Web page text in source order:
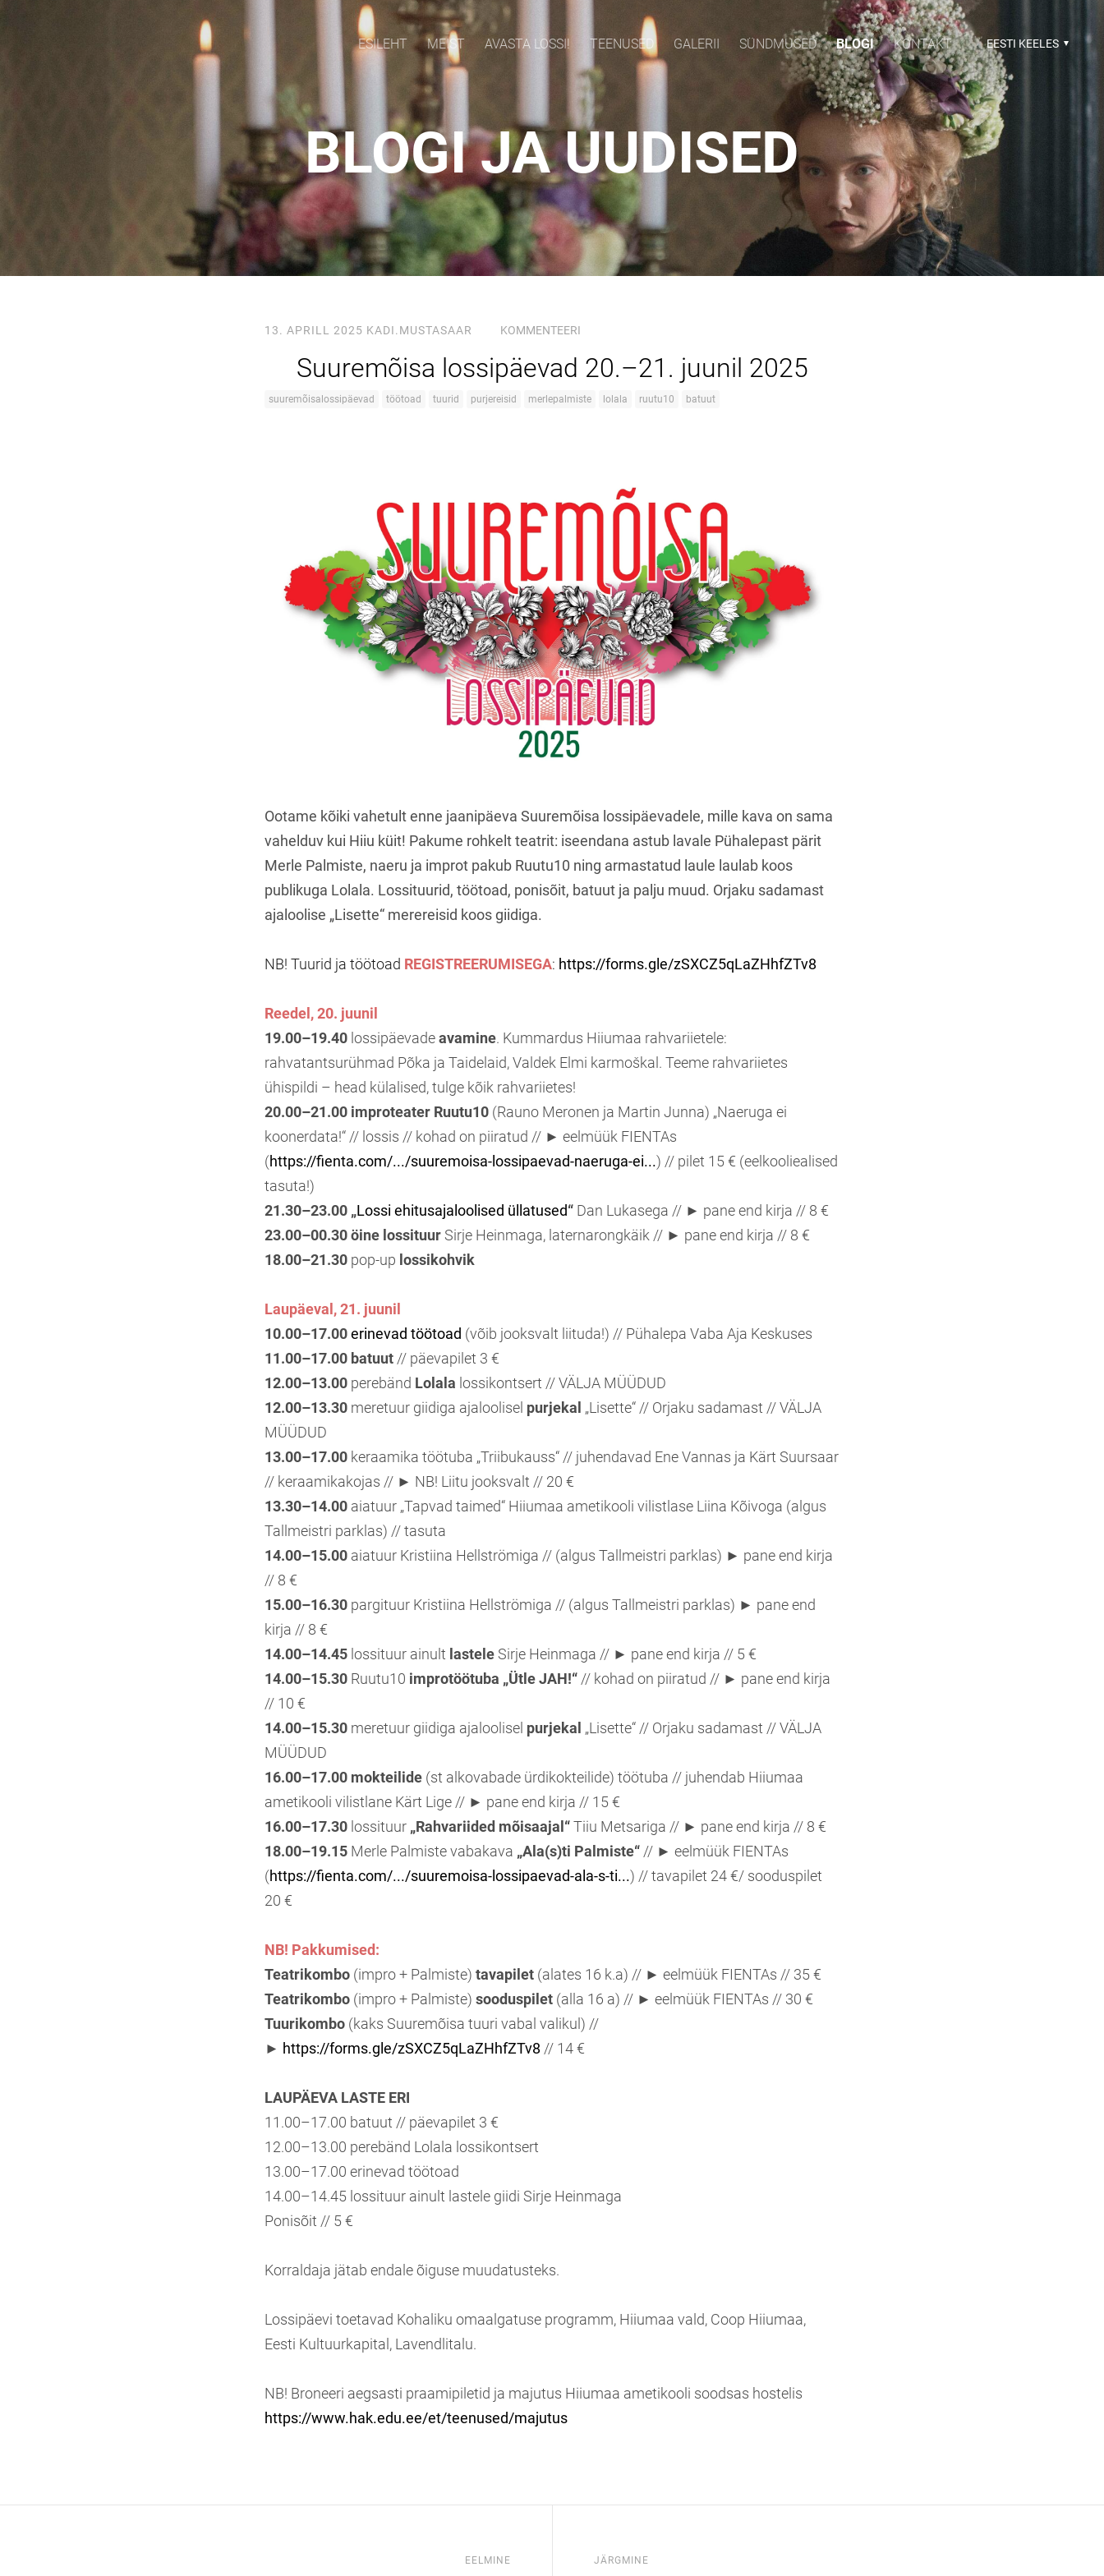
ESILEHT MEIST AVASTA LOSSI! TEENUSED GALERII SÜNDMUSED BLOGI KONTAKT EESTI KEELES
BLOGI JA UUDISED
13. APRILL 2025 KADI.MUSTASAAR KOMMENTEERI
Suuremõisa lossipäevad 20.–21. juunil 2025
suuremõisalossipäevad töötoad tuurid purjereisid merlepalmiste lolala ruutu10 batuut
Ootame kõiki vahetult enne jaanipäeva Suuremõisa lossipäevadele, mille kava on sama
vahelduv kui Hiiu küit! Pakume rohkelt teatrit: iseendana astub lavale Pühalepast pärit
Merle Palmiste, naeru ja improt pakub Ruutu10 ning armastatud laule laulab koos
publikuga Lolala. Lossituurid, töötoad, ponisõit, batuut ja palju muud. Orjaku sadamast
ajaloolise „Lisette“ merereisid koos giidiga.
NB! Tuurid ja töötoad REGISTREERUMISEGA: https://forms.gle/zSXCZ5qLaZHhfZTv8
Reedel, 20. juunil
19.00–19.40 lossipäevadeavamine. Kummardus Hiiumaa rahvariietele:
rahvatantsurühmad Põka ja Taidelaid, Valdek Elmi karmoškal. Teeme rahvariietes
ühispildi – head külalised, tulge kõik rahvariietes!
20.00–21.00 improteater Ruutu10 (Rauno Meronen ja Martin Junna) „Naeruga ei
koonerdata!“ // lossis // kohad on piiratud // ► eelmüük FIENTAs
(https://fienta.com/.../suuremoisa-lossipaevad-naeruga-ei...) // pilet 15 € (eelkooliealised
tasuta!)
21.30–23.00 „Lossi ehitusajaloolised üllatused“ Dan Lukasega // ► pane end kirja // 8 €
23.00–00.30öine lossituur Sirje Heinmaga, laternarongkäik // ► pane end kirja // 8 €
18.00–21.30 pop-up lossikohvik
Laupäeval, 21. juunil
10.00–17.00erinevad töötoad (võib jooksvalt liituda!) // Pühalepa Vaba Aja Keskuses
11.00–17.00 batuut// päevapilet 3 €
12.00–13.00 perebänd Lolala lossikontsert // VÄLJA MÜÜDUD
12.00–13.30 meretuur giidiga ajaloolisel purjekal „Lisette“ // Orjaku sadamast // VÄLJA
MÜÜDUD
13.00–17.00 keraamika töötuba „Triibukauss“ // juhendavad Ene Vannas ja Kärt Suursaar
// keraamikakojas // ► NB! Liitu jooksvalt // 20 €
13.30–14.00 aiatuur „Tapvad taimed“ Hiiumaa ametikooli vilistlase Liina Kõivoga (algus
Tallmeistri parklas) // tasuta
14.00–15.00 aiatuur Kristiina Hellströmiga // (algus Tallmeistri parklas) ► pane end kirja
// 8 €
15.00–16.30 pargituur Kristiina Hellströmiga // (algus Tallmeistri parklas) ► pane end
kirja // 8 €
14.00–14.45 lossituur ainult lastele Sirje Heinmaga // ► pane end kirja // 5 €
14.00–15.30 Ruutu10 improtöötuba „Ütle JAH!“// kohad on piiratud // ► pane end kirja
// 10 €
14.00–15.30 meretuur giidiga ajaloolisel purjekal „Lisette“ // Orjaku sadamast // VÄLJA
MÜÜDUD
16.00–17.00 mokteilide (st alkovabade ürdikokteilide) töötuba // juhendab Hiiumaa
ametikooli vilistlane Kärt Lige // ► pane end kirja // 15 €
16.00–17.30 lossituur „Rahvariided mõisaajal“Tiiu Metsariga // ► pane end kirja // 8 €
18.00–19.15 Merle Palmiste vabakava „Ala(s)ti Palmiste“// ► eelmüük FIENTAs
(https://fienta.com/.../suuremoisa-lossipaevad-ala-s-ti...) // tavapilet 24 €/ sooduspilet
20 €
NB! Pakkumised:
Teatrikombo (impro + Palmiste) tavapilet (alates 16 k.a) // ► eelmüük FIENTAs // 35 €
Teatrikombo (impro + Palmiste) sooduspilet (alla 16 a) // ► eelmüük FIENTAs // 30 €
Tuurikombo (kaks Suuremõisa tuuri vabal valikul) //
► https://forms.gle/zSXCZ5qLaZHhfZTv8 // 14 €
LAUPÄEVA LASTE ERI
11.00–17.00 batuut // päevapilet 3 €
12.00–13.00 perebänd Lolala lossikontsert
13.00–17.00 erinevad töötoad
14.00–14.45 lossituur ainult lastele giidi Sirje Heinmaga
Ponisõit // 5 €
Korraldaja jätab endale õiguse muudatusteks.
Lossipäevi toetavad Kohaliku omaalgatuse programm, Hiiumaa vald, Coop Hiiumaa,
Eesti Kultuurkapital, Lavendlitalu.
NB! Broneeri aegsasti praamipiletid ja majutus Hiiumaa ametikooli soodsas hostelis
https://www.hak.edu.ee/et/teenused/majutus
EELMINE JÄRGMINE